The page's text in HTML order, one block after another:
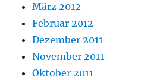
März 2012
Februar 2012
Dezember 2011
November 2011
Oktober 2011